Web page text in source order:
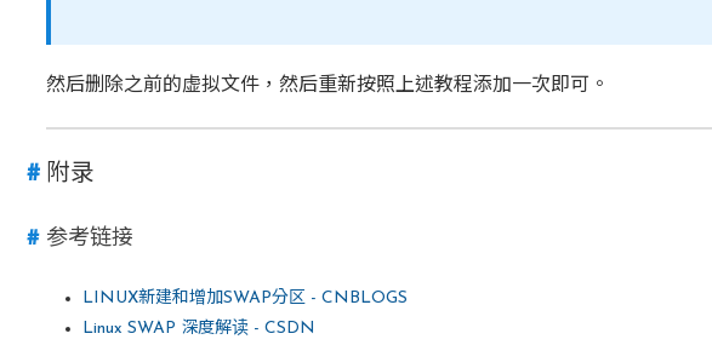
然后删除之前的虚拟文件，然后重新按照上述教程添加一次即可。
附录
参考链接
LINUX新建和增加SWAP分区 - CNBLOGS
Linux SWAP 深度解读 - CSDN